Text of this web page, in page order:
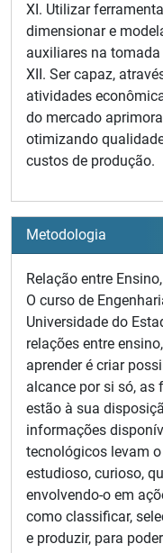
XI. Utilizar
dimensionar e
auxiliares na tomada
XII. Ser capaz,
atividades
do mercado
otimizando
custos de produção.
Metodologia
Relação entre
O curso de
Universidade do
relações entre
aprender é criar
alcance por si só, as
estão à sua
informações
tecnológicos levam
estudioso, curioso,
envolvendo-o em
como classificar,
e produzir, para